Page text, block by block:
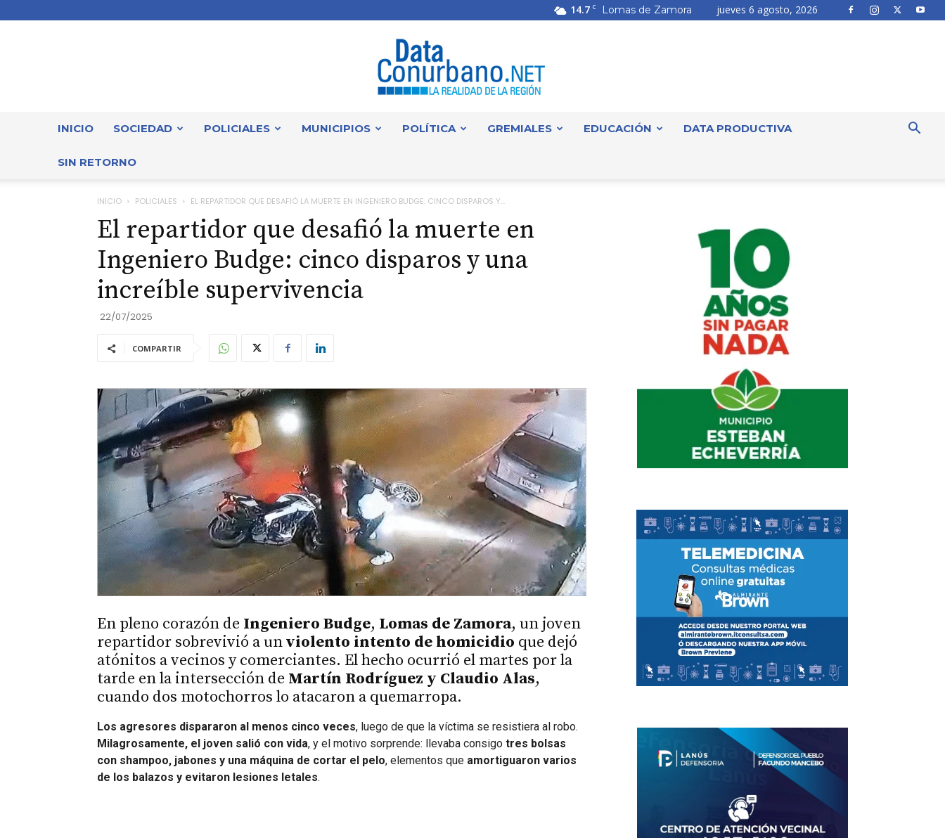
14.7 C Lomas de Zamora jueves 6 agosto, 2026
INICIO SOCIEDAD POLICIALES MUNICIPIOS POLÍTICA GREMIALES EDUCACIÓN DATA PRODUCTIVA
SIN RETORNO
INICIO POLICIALES EL REPARTIDOR QUE DESAFIÓ LA MUERTE EN INGENIERO BUDGE: CINCO DISPAROS Y...
El repartidor que desafió la muerte en
Ingeniero Budge: cinco disparos y una
increíble supervivencia
22/07/2025
COMPARTIR
En pleno corazón de Ingeniero Budge, Lomas de Zamora, un joven
repartidor sobrevivió a unviolento intento de homicidio que dejó
atónitos a vecinos y comerciantes. El hecho ocurrió el martes por la
tarde en la intersección de Martín Rodríguez y Claudio Alas,
cuando dos motochorros lo atacaron a quemarropa.
Los agresores dispararon al menos cinco veces, luego de que la víctima se resistiera al robo.
Milagrosamente, el joven salió con vida, y el motivo sorprende: llevaba consigo tres bolsas
con shampoo, jabones y una máquina de cortar el pelo, elementos que amortiguaron varios
de los balazos y evitaron lesiones letales.